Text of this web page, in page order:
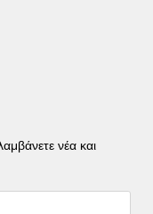
νέα και